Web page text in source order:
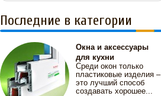
Последние в категории
Окна и аксессуары
для кухни
Среди окон только
пластиковые изделия –
это лучший способ
создавать хорошее...